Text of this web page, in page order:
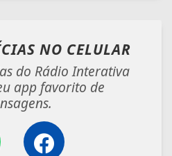
NO CELULAR
do Rádio Interativa
app favorito de